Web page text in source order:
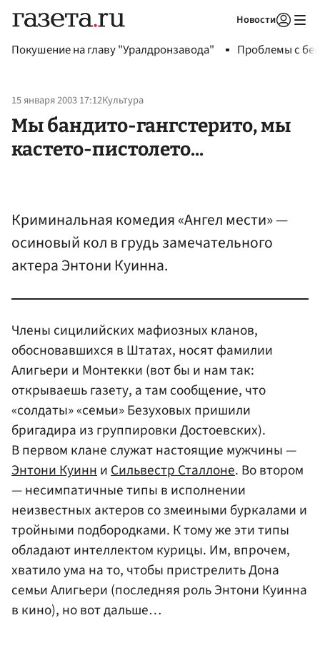
Новости
Покушение на главу "Уралдронзавода" Проблемы с
15 января 2003 17:12Культура
Мы бандито-гангстерито, мы
кастето-пистолето...
Криминальная комедия «Ангел мести» —
осиновый кол в грудь замечательного
актера Энтони Куинна.
Члены сицилийских мафиозных кланов,
обосновавшихся в Штатах, носят фамилии
Алигьери и Монтекки (вот бы и нам так:
открываешь газету, а там сообщение, что
«солдаты» «семьи» Безуховых пришили
бригадира из группировки Достоевских).
В первом клане служат настоящие мужчины —
Энтони Куинн и Сильвестр Сталлоне. Во втором
— несимпатичные типы в исполнении
неизвестных актеров со змеиными буркалами и
тройными подбородками. К тому же эти типы
обладают интеллектом курицы. Им, впрочем,
хватило ума на то, чтобы пристрелить Дона
семьи Алигьери (последняя роль Энтони Куинна
в кино), но вот дальше…